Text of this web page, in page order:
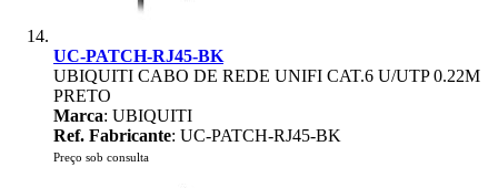
UC-PATCH-RJ45-BK
UBIQUITI CABO DE REDE UNIFI CAT.6 U/UTP 0.22M
PRETO
Marca: UBIQUITI
Ref. Fabricante: UC-PATCH-RJ45-BK
Preço sob consulta